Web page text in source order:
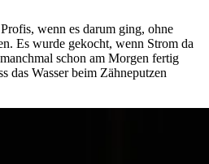
wenn es darum ging, ohne
Es wurde gekocht, wenn Strom da
schon am Morgen fertig
das Wasser beim Zähneputzen